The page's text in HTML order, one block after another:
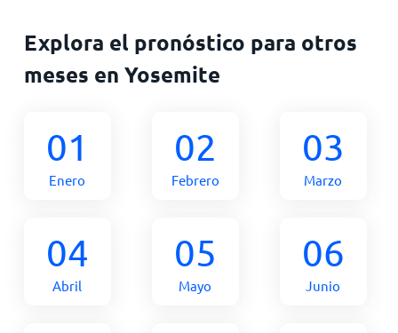
Explora el pronóstico para otros
meses en Yosemite
01
Enero
02
Febrero
03
Marzo
04
Abril
05
Mayo
06
Junio